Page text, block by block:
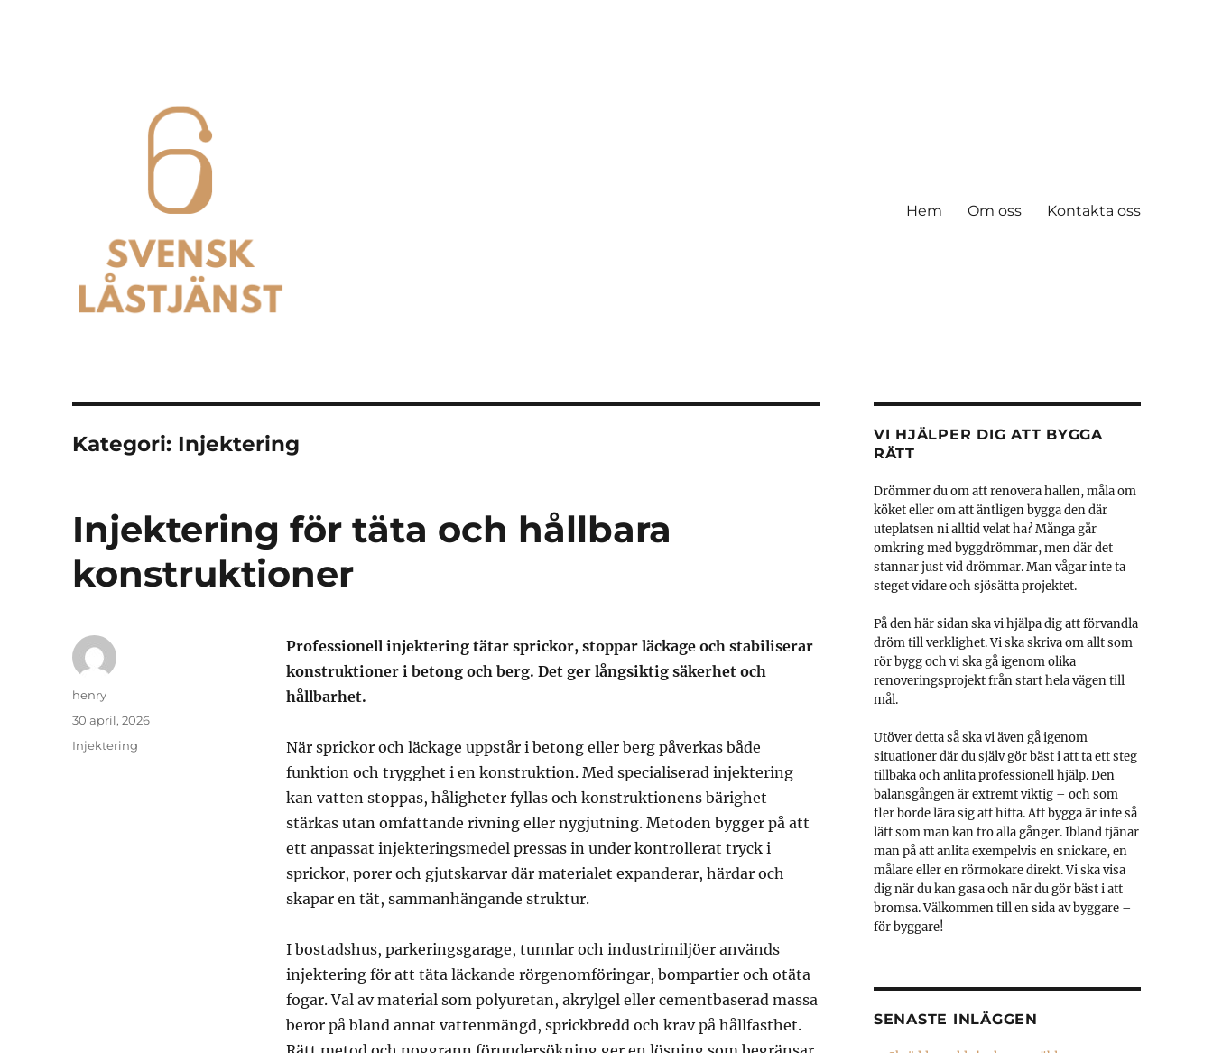
Hem Om oss Kontakta oss
Kategori: Injektering
Injektering för täta och hållbara
konstruktioner
Professionell injektering tätar sprickor, stoppar läckage och stabiliserar
konstruktioner i betong och berg. Det ger långsiktig säkerhet och
hållbarhet.
När sprickor och läckage uppstår i betong eller berg påverkas både
funktion och trygghet i en konstruktion. Med specialiserad injektering
kan vatten stoppas, håligheter fyllas och konstruktionens bärighet
stärkas utan omfattande rivning eller nygjutning. Metoden bygger på att
ett anpassat injekteringsmedel pressas in under kontrollerat tryck i
sprickor, porer och gjutskarvar där materialet expanderar, härdar och
skapar en tät, sammanhängande struktur.
I bostadshus, parkeringsgarage, tunnlar och industrimiljöer används
injektering för att täta läckande rörgenomföringar, bompartier och otäta
fogar. Val av material som polyuretan, akrylgel eller cementbaserad massa
beror på bland annat vattenmängd, sprickbredd och krav på hållfasthet.
Författare
henry
Publicerat
den
30 april, 2026
Kategorier
Injektering
VI HJÄLPER DIG ATT BYGGA
RÄTT
Drömmer du om att renovera hallen, måla om
köket eller om att äntligen bygga den där
uteplatsen ni alltid velat ha? Många går
omkring med byggdrömmar, men där det
stannar just vid drömmar. Man vågar inte ta
steget vidare och sjösätta projektet.
På den här sidan ska vi hjälpa dig att förvandla
dröm till verklighet. Vi ska skriva om allt som
rör bygg och vi ska gå igenom olika
renoveringsprojekt från start hela vägen till
mål.
Utöver detta så ska vi även gå igenom
situationer där du själv gör bäst i att ta ett steg
tillbaka och anlita professionell hjälp. Den
balansgången är extremt viktig – och som
fler borde lära sig att hitta. Att bygga är inte så
lätt som man kan tro alla gånger. Ibland tjänar
man på att anlita exempelvis en snickare, en
målare eller en rörmokare direkt. Vi ska visa
dig när du kan gasa och när du gör bäst i att
bromsa. Välkommen till en sida av byggare –
för byggare!
SENASTE INLÄGGEN